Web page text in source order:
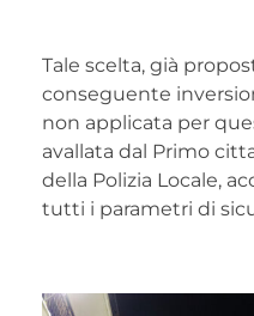
Tale scelta, già
conseguente
non applicata per
avallata dal Primo
della Polizia Locale,
tutti i parametri di